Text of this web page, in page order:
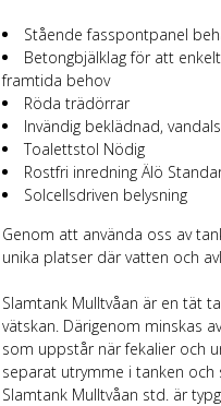
Stående fasspontpanel
Betongbjälklag för att
framtida behov
Röda trädörrar
Invändig beklädnad,
Toalettstol Nödig
Rostfri inredning Älö
Solcellsdriven belysning
Genom att använda oss av
unika platser där vatten och
Slamtank Mulltvåan är en tät
vätskan. Därigenom minskas
som uppstår när fekalier och
separat utrymme i tanken och
Slamtank Mulltvåan std. är